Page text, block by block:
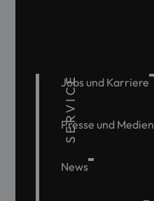
SERVICE
Jobs und Karriere
Presse und Medien
News